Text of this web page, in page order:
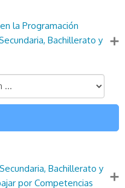
la Programación
Bachillerato y
SECUNDARIA
21días
Bachillerato y
por Competencias